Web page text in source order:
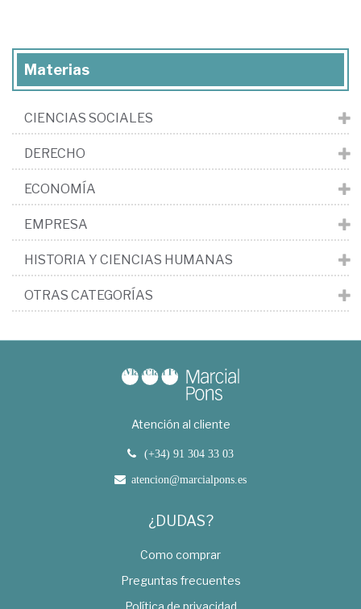
Materias
CIENCIAS SOCIALES
DERECHO
ECONOMÍA
EMPRESA
HISTORIA Y CIENCIAS HUMANAS
OTRAS CATEGORÍAS
Atención al cliente
(+34) 91 304 33 03
atencion@marcialpons.es
¿DUDAS?
Como comprar
Preguntas frecuentes
Política de privacidad